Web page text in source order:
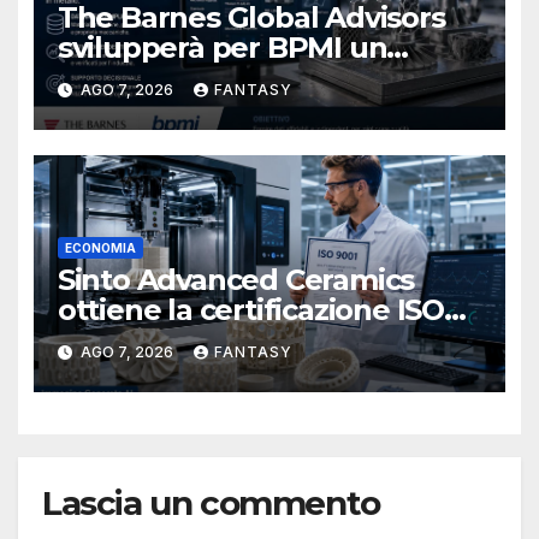
The Barnes Global Advisors
svilupperà per BPMI un
database per la stampa 3D
metallica destinata alla filiera
navale statunitense
AGO 7, 2026 FANTASY
ECONOMIA
Sinto Advanced Ceramics
ottiene la certificazione ISO
9001 per la stampa 3D di
ceramiche tecniche
AGO 7, 2026 FANTASY
Lascia un commento